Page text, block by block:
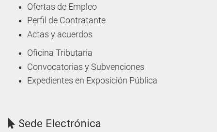
Ofertas de Empleo
Perfil de Contratante
Actas y acuerdos
Oficina Tributaria
Convocatorias y Subvenciones
Expedientes en Exposición Pública
Sede Electrónica